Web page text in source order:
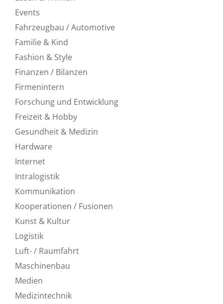
Events
Fahrzeugbau / Automotive
Familie & Kind
Fashion & Style
Finanzen / Bilanzen
Firmenintern
Forschung und Entwicklung
Freizeit & Hobby
Gesundheit & Medizin
Hardware
Internet
Intralogistik
Kommunikation
Kooperationen / Fusionen
Kunst & Kultur
Logistik
Luft- / Raumfahrt
Maschinenbau
Medien
Medizintechnik